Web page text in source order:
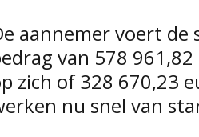
aannemer voert
van 578
zich of 328 670,23
nu snel van